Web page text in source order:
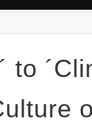
to